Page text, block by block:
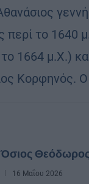
περί το 1640
1664 μ.Χ.)
Κορφηνός.
16 Μαΐου 2026